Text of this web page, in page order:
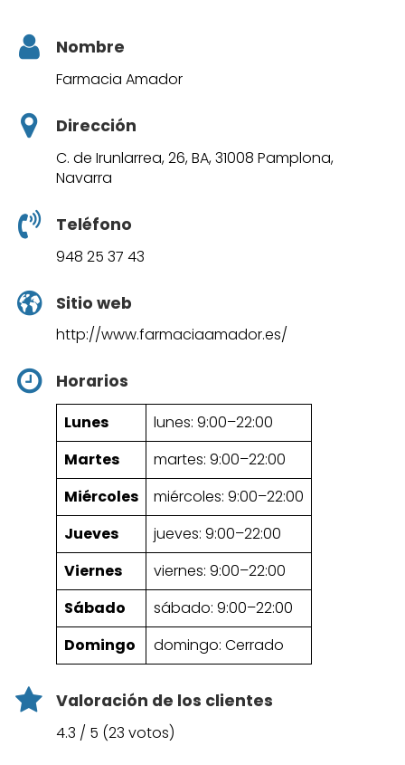
Nombre
Farmacia Amador
Dirección
C. de Irunlarrea, 26, BA, 31008 Pamplona,
Navarra
Teléfono
948 25 37 43
Sitio web
http://www.farmaciaamador.es/
Horarios
Lunes
lunes: 9:00–22:00
Martes
martes: 9:00–22:00
Miércoles
miércoles: 9:00–22:00
Jueves
jueves: 9:00–22:00
Viernes
viernes: 9:00–22:00
Sábado
sábado: 9:00–22:00
Domingo
domingo: Cerrado
Valoración de los clientes
4.3 / 5 (23 votos)